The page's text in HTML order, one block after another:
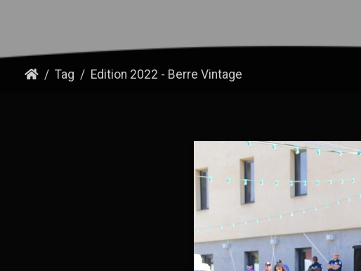
Tag Edition 2022 - Berre Vintage